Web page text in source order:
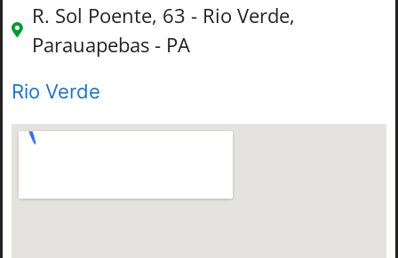
R. Sol Poente, 63 - Rio Verde,
Parauapebas - PA
Rio Verde